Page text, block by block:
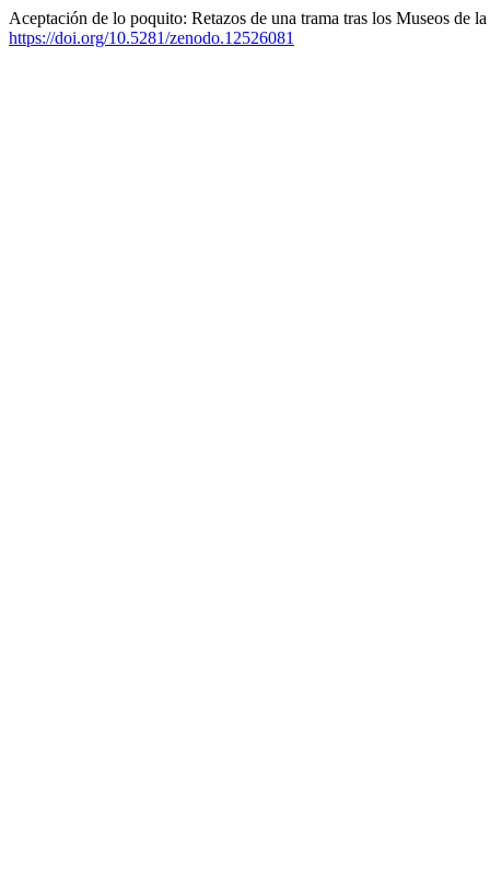
Aceptación de lo poquito: Retazos de una trama tras los Museos de
https://doi.org/10.5281/zenodo.12526081